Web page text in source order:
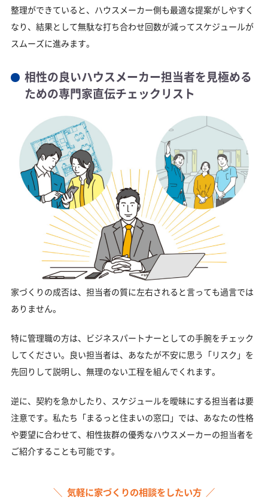
整理ができていると、ハウスメーカー側も最適な提案がしやすく
なり、結果として無駄な打ち合わせ回数が減ってスケジュールが
スムーズに進みます。
相性の良いハウスメーカー担当者を見極める
ための専門家直伝チェックリスト
家づくりの成否は、担当者の質に左右されると言っても過言では
ありません。
特に管理職の方は、ビジネスパートナーとしての手腕をチェック
してください。良い担当者は、あなたが不安に思う「リスク」を
先回りして説明し、無理のない工程を組んでくれます。
逆に、契約を急かしたり、スケジュールを曖昧にする担当者は要
注意です。私たち「まるっと住まいの窓口」では、あなたの性格
や要望に合わせて、相性抜群の優秀なハウスメーカーの担当者を
ご紹介することも可能です。
気軽に家づくりの相談をしたい方